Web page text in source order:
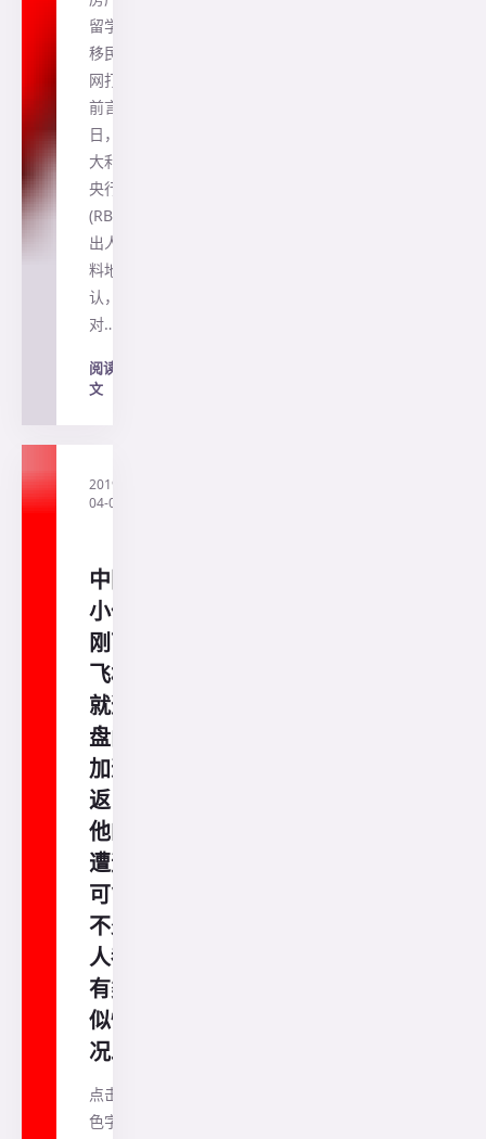
留学、
移民一
网打尽
前言 近
日，澳
大利亚
央行
(RBA)
出人意
料地承
认，
对…
阅读全
文
2019-
04-04
中国
小伙
刚下
飞机
就遭
盘问
加遣
返！
他的
遭遇
可能
不少
人都
有类
似情
况.....
点击蓝
色字免